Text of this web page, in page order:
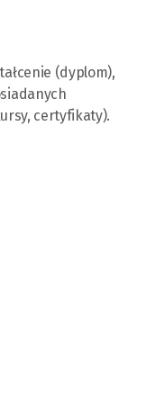
(dyplom),
certyfikaty).